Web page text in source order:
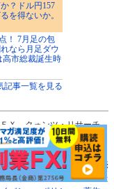
？ドル円157
を得ないか。
！ 7月足の包
なら月足ダウ
高市総裁誕生時
記事一覧を見る
Ｘ、クォンツ・リサーチ、
提供を受けております。
して運営しており、投
せん。通貨ペアの選択、売
でなさるようにお願いいた